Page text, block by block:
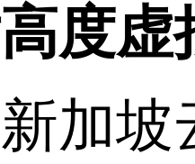
度
加